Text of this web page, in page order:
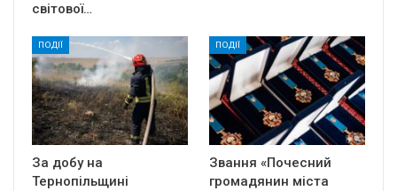
світової…
ПОДІЇ
За добу на
Тернопільщині
ПОДІЇ
Звання «Почесний
громадянин міста